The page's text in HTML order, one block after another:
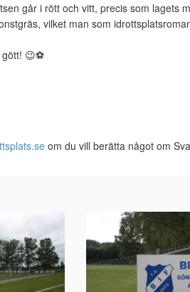
går i rött och vitt, precis som lagets
vilket man som
😉⚽
om du vill berätta något om